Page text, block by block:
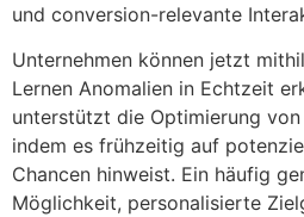
und conversion-relevante
Unternehmen können jetzt
Lernen Anomalien in Echtzeit
unterstützt die Optimierung
indem es frühzeitig auf
Chancen hinweist. Ein häufig
Möglichkeit, personalisierte